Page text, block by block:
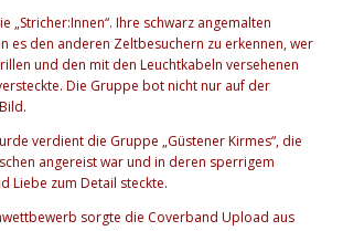
„Stricher:Innen“. Ihre schwarz angemalten
es den anderen Zeltbesuchern zu erkennen, wer
und den mit den Leuchtkabeln versehenen
Die Gruppe bot nicht nur auf der
verdient die Gruppe „Güstener Kirmes“, die
angereist war und in deren sperrigem
Liebe zum Detail steckte.
sorgte die Coverband Upload aus